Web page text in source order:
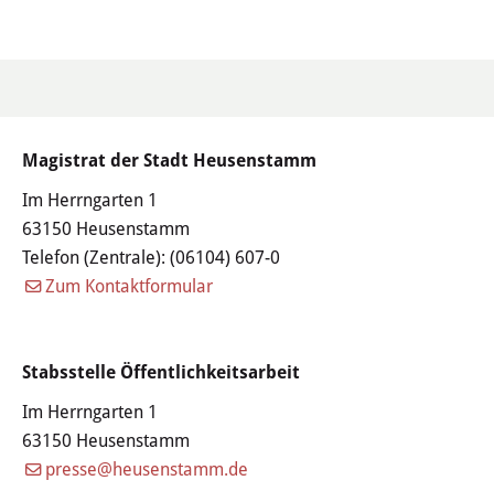
Magistrat der Stadt Heusenstamm
Im Herrngarten 1
63150 Heusenstamm
Telefon (Zentrale): (06104) 607-0
Zum Kontaktformular
Stabsstelle Öffentlichkeitsarbeit
Im Herrngarten 1
63150 Heusenstamm
presse@heusenstamm.de
Kinder- und Jugendparlament
Danke für die Anmeldung
Wahlen
Aktuelle Meldungen
Detail